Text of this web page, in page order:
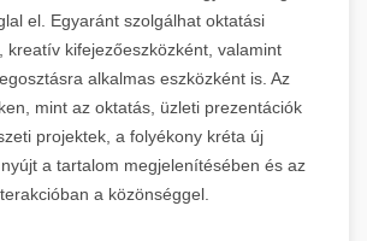
el. Egyaránt szolgálhat oktatási
kreatív kifejezőeszközként, valamint
alkalmas eszközként is. Az
mint az oktatás, üzleti prezentációk
projektek, a folyékony kréta új
a tartalom megjelenítésében és az
a közönséggel.